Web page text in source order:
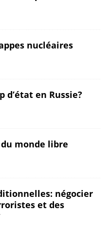
nucléaires
d’état en Russie?
monde libre
négocier
et des